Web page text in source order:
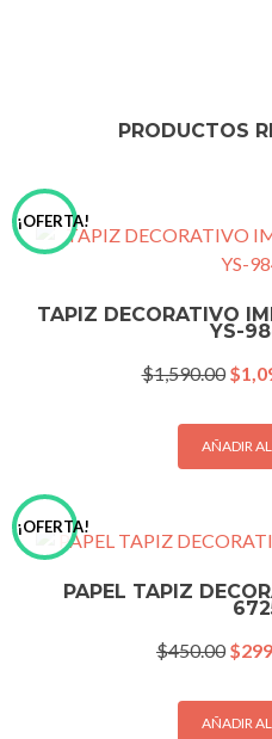
PRODUCTOS
¡OFERTA!
TAPIZ DECORATIVO
YS-
$1,590.00
was:
$
AÑADIR
¡OFERTA!
PAPEL TAPIZ
$450.00
was:
$
AÑADIR